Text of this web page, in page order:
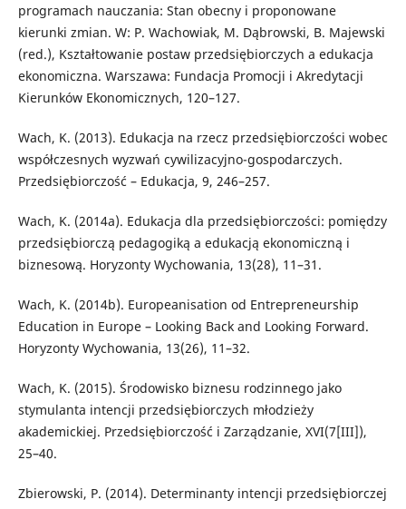
programach nauczania: Stan obecny i proponowane
kierunki zmian. W: P. Wachowiak, M. Dąbrowski, B. Majewski
(red.), Kształtowanie postaw przedsiębiorczych a edukacja
ekonomiczna. Warszawa: Fundacja Promocji i Akredytacji
Kierunków Ekonomicznych, 120–127.
Wach, K. (2013). Edukacja na rzecz przedsiębiorczości wobec
współczesnych wyzwań cywilizacyjno-gospodarczych.
Przedsiębiorczość – Edukacja, 9, 246–257.
Wach, K. (2014a). Edukacja dla przedsiębiorczości: pomiędzy
przedsiębiorczą pedagogiką a edukacją ekonomiczną i
biznesową. Horyzonty Wychowania, 13(28), 11–31.
Wach, K. (2014b). Europeanisation od Entrepreneurship
Education in Europe – Looking Back and Looking Forward.
Horyzonty Wychowania, 13(26), 11–32.
Wach, K. (2015). Środowisko biznesu rodzinnego jako
stymulanta intencji przedsiębiorczych młodzieży
akademickiej. Przedsiębiorczość i Zarządzanie, XVI(7[III]),
25–40.
Zbierowski, P. (2014). Determinanty intencji przedsiębiorczej